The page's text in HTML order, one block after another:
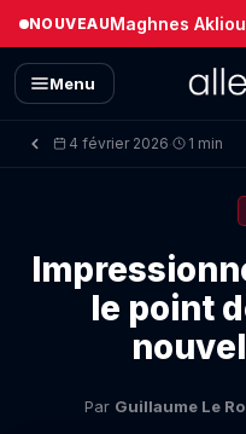
NOUVEAU
Menu
4 février 2026· 1 min
le point
Par Guillaume Le